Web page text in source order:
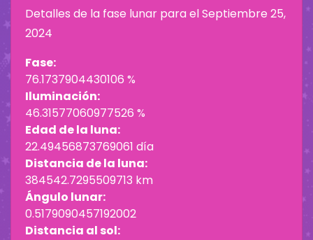
Detalles de la fase lunar para elSeptiembre 25,
2024
Fase:
76.1737904430106 %
Iluminación:
46.31577060977526 %
Edad de la luna:
22.49456873769061 día
Distancia de la luna:
384542.7295509713 km
Ángulo lunar:
0.5179090457192002
Distancia al sol: